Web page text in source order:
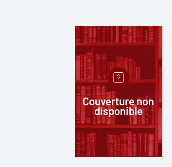
Couverture non
disponible